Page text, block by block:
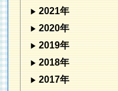
2021年
2020年
2019年
2018年
2017年